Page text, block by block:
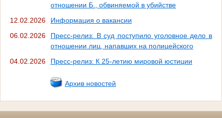
отношении Б., обвиняемой в убийстве
12.02.2026
Информация о вакансии
06.02.2026
Пресс-релиз: В суд поступило уголовное дело в
отношении лиц, напавших на полицейского
04.02.2026
Пресс-релиз: К 25-летию мировой юстиции
Архив новостей